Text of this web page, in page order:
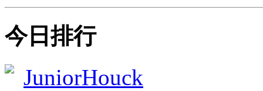
今日排行
JuniorHouck